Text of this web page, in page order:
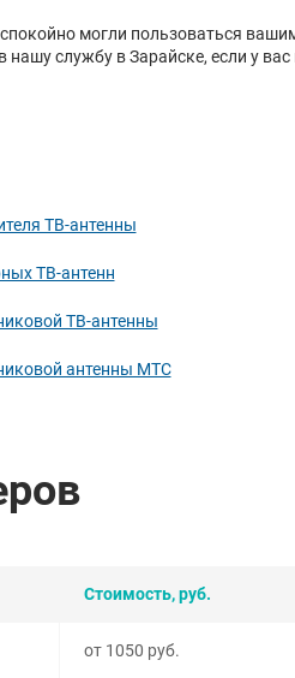
могли пользоваться
службу в Зарайске, если у
ТВ-антенны
ТВ-антенн
ТВ-антенны
антенны МТС
Стоимость, руб.
от 1050 руб.